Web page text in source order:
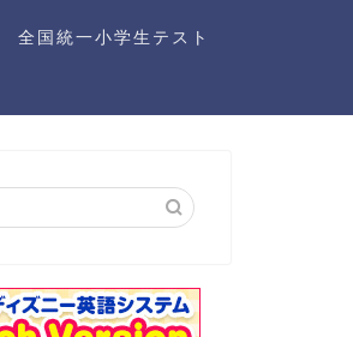
全国統一小学生テスト